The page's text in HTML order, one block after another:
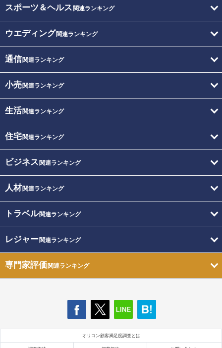
スポーツ＆ヘルス 関連ランキング
ウエディング関連ランキング
通信関連ランキング
小売関連ランキング
生活関連ランキング
住宅関連ランキング
ビジネス 関連ランキング
人材関連ランキング
トラベル関連ランキング
レジャー関連ランキング
専門家評価関連ランキング
オリコン顧客満足度調査とは